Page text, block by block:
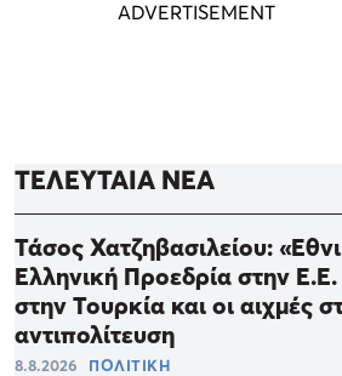
ΤΕΛΕΥΤΑΙΑ ΝΕΑ
Τάσος Χατζηβασιλείου:
Ελληνική Προεδρία στην
στην Τουρκία και οι αιχμές
αντιπολίτευση
8.8.2026 ΠΟΛΙΤΙΚΗ